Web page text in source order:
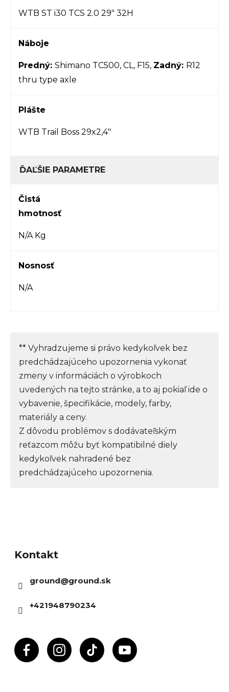
WTB ST i30 TCS 2.0 29" 32H
Náboje
Predný: Shimano TC500, CL, F15, Zadný: R12
thru type axle
Plášte
WTB Trail Boss 29x2,4"
ĎAĽŠIE PARAMETRE
Čistá
hmotnosť
N/A Kg
Nosnosť
N/A
** Vyhradzujeme si právo kedykoľvek bez
predchádzajúceho upozornenia vykonať
zmeny v informáciách o výrobkoch
uvedených na tejto stránke, a to aj pokiaľ ide o
vybavenie, špecifikácie, modely, farby,
materiály a ceny.
Z dôvodu problémov s dodávateľským
reťazcom môžu byť kompatibilné diely
kedykoľvek nahradené bez
predchádzajúceho upozornenia.
Kontakt
ground@ground.sk
+421948790234